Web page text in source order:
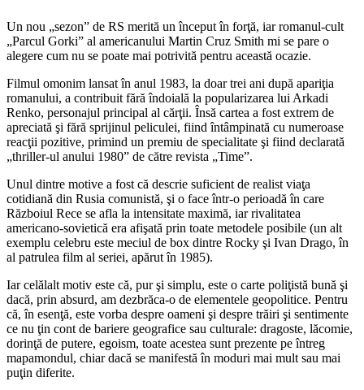
Un nou „sezon” de RS merită un început în forţă, iar romanul-cult
„Parcul Gorki” al americanului Martin Cruz Smith mi se pare o
alegere cum nu se poate mai potrivită pentru această ocazie.
Filmul omonim lansat în anul 1983, la doar trei ani după apariţia
romanului, a contribuit fără îndoială la popularizarea lui Arkadi
Renko, personajul principal al cărţii. Însă cartea a fost extrem de
apreciată şi fără sprijinul peliculei, fiind întâmpinată cu numeroase
reacţii pozitive, primind un premiu de specialitate şi fiind declarată
„thriller-ul anului 1980” de către revista „Time”.
Unul dintre motive a fost că descrie suficient de realist viaţa
cotidiană din Rusia comunistă, şi o face într-o perioadă în care
Războiul Rece se afla la intensitate maximă, iar rivalitatea
americano-sovietică era afişată prin toate metodele posibile (un alt
exemplu celebru este meciul de box dintre Rocky şi Ivan Drago, în
al patrulea film al seriei, apărut în 1985).
Iar celălalt motiv este că, pur şi simplu, este o carte poliţistă bună şi
dacă, prin absurd, am dezbrăca-o de elementele geopolitice. Pentru
că, în esenţă, este vorba despre oameni şi despre trăiri şi sentimente
ce nu ţin cont de bariere geografice sau culturale: dragoste, lăcomie,
dorinţă de putere, egoism, toate acestea sunt prezente pe întreg
mapamondul, chiar dacă se manifestă în moduri mai mult sau mai
puţin diferite.